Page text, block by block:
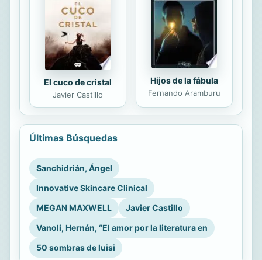
El cuco de cristal
Javier Castillo
Hijos de la fábula
Fernando Aramburu
Últimas Búsquedas
Sanchidrián, Ángel
Innovative Skincare Clinical
MEGAN MAXWELL
Javier Castillo
Vanoli, Hernán, “El amor por la literatura en
50 sombras de luisi